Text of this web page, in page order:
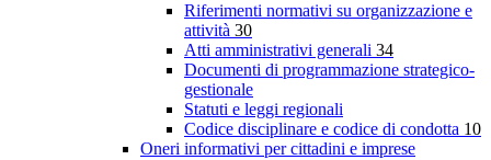
Riferimenti normativi su organizzazione e
attività 30
Atti amministrativi generali 34
Documenti di programmazione strategico-
gestionale
Statuti e leggi regionali
Codice disciplinare e codice di condotta 10
Oneri informativi per cittadini e imprese